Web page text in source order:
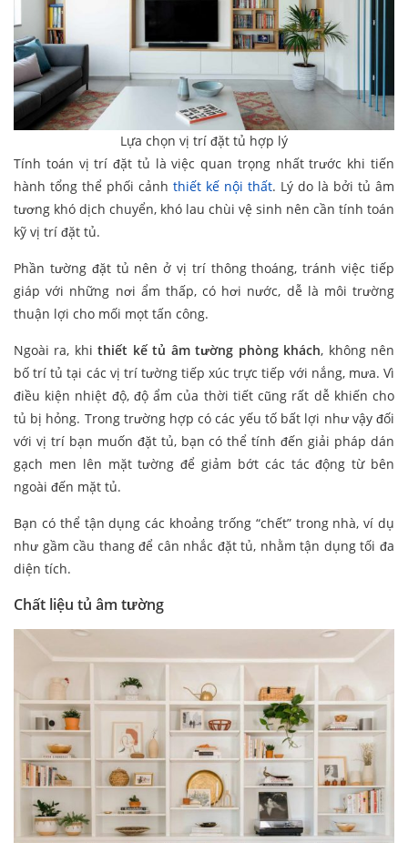
Lựa chọn vị trí đặt tủ hợp lý
Tính toán vị trí đặt tủ là việc quan trọng nhất trước khi tiến
hành tổng thể phối cảnh thiết kế nội thất. Lý do là bởi tủ âm
tương khó dịch chuyển, khó lau chùi vệ sinh nên cần tính toán
kỹ vị trí đặt tủ.
Phần tường đặt tủ nên ở vị trí thông thoáng, tránh việc tiếp
giáp với những nơi ẩm thấp, có hơi nước, dễ là môi trường
thuận lợi cho mối mọt tấn công.
Ngoài ra, khithiết kế tủ âm tường phòng khách, không nên
bố trí tủ tại các vị trí tường tiếp xúc trực tiếp với nắng, mưa. Vì
điều kiện nhiệt độ, độ ẩm của thời tiết cũng rất dễ khiến cho
tủ bị hỏng. Trong trường hợp có các yếu tố bất lợi như vậy đối
với vị trí bạn muốn đặt tủ, bạn có thể tính đến giải pháp dán
gạch men lên mặt tường để giảm bớt các tác động từ bên
ngoài đến mặt tủ.
Bạn có thể tận dụng các khoảng trống “chết” trong nhà, ví dụ
như gầm cầu thang để cân nhắc đặt tủ, nhằm tận dụng tối đa
diện tích.
Chất liệu tủ âm tường